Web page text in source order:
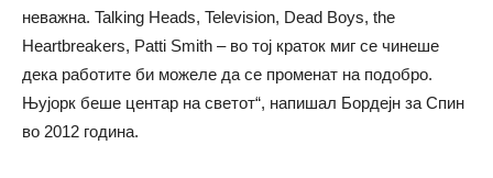
неважна. Talking Heads, Television, Dead Boys, the
Heartbreakers, Patti Smith – во тој краток миг се чинеше
дека работите би можеле да се променат на подобро.
Њујорк беше центар на светот“, напишал Бордејн за Спин
во 2012 година.